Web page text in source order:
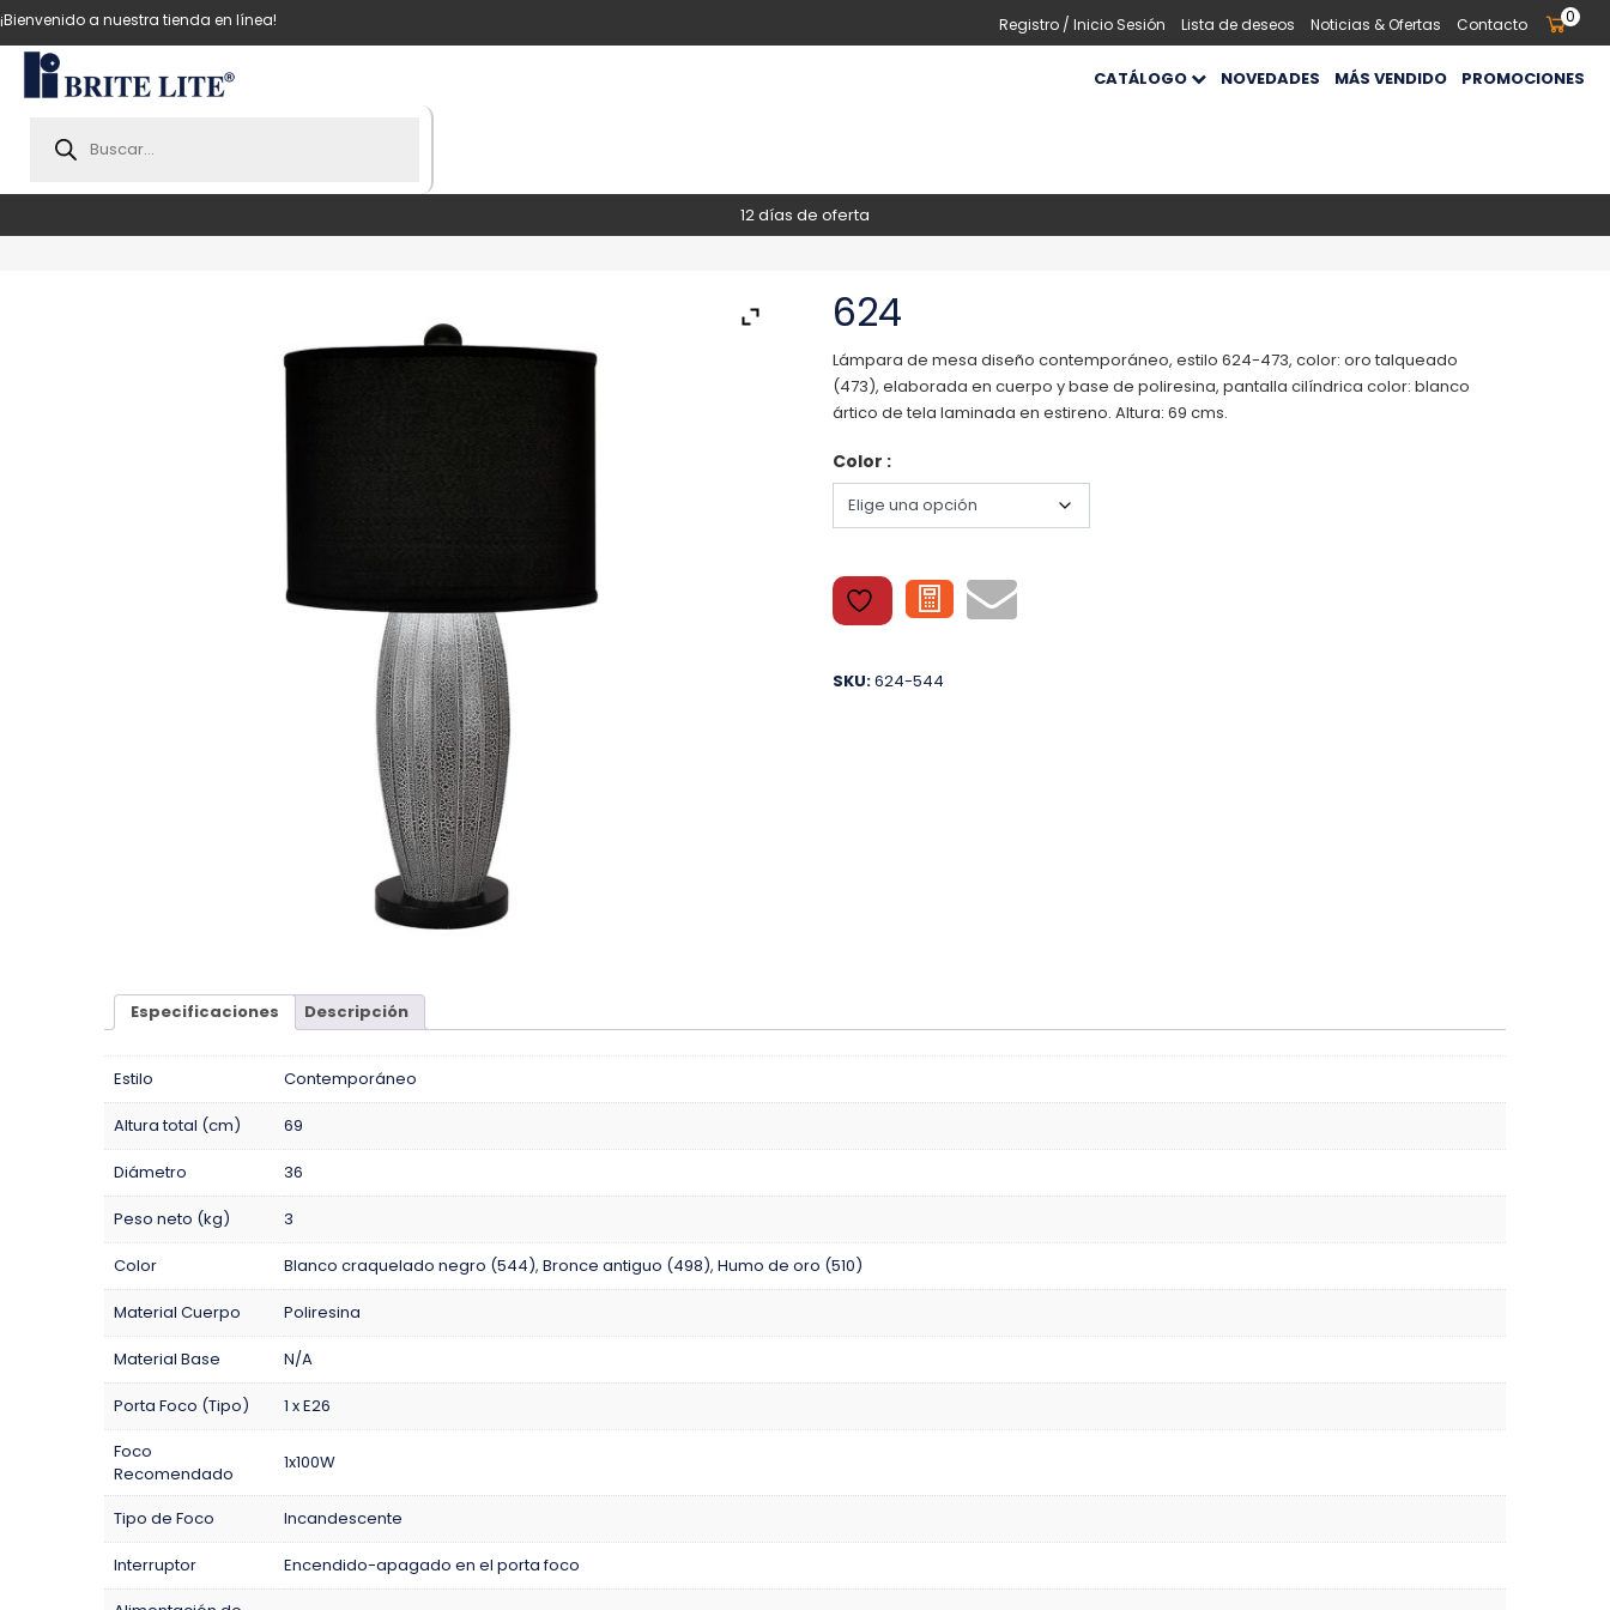
¡Bienvenido a nuestra tienda en línea! Registro / Inicio Sesión Lista de deseos Noticias & Ofertas Contacto 0
search
CATÁLOGO NOVEDADES MÁS VENDIDO PROMOCIONES
12 días de oferta
624
Lámpara de mesa diseño contemporáneo, estilo 624-473, color: oro talqueado
(473), elaborada en cuerpo y base de poliresina, pantalla cilíndrica color: blanco
ártico de tela laminada en estireno. Altura: 69 cms.
Color :
SKU:624-544
Especificaciones Descripción
Estilo Contemporáneo
Altura total (cm) 69
Diámetro 36
Peso neto (kg) 3
Color Blanco craquelado negro (544), Bronce antiguo (498), Humo de oro (510)
Material Cuerpo Poliresina
Material Base N/A
Porta Foco (Tipo)
1 x E26
Foco
Recomendado
1x100W
Tipo de Foco Incandescente
Interruptor
Encendido-apagado en el porta foco